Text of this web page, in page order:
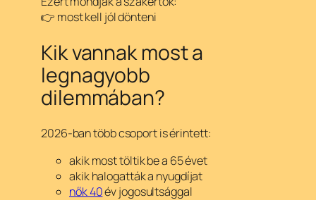
👉 most kell jól dönteni
Kik vannak most a
legnagyobb
dilemmában?
2026-ban több csoport is érintett:
akik most töltik be a 65 évet
akik halogatták a nyugdíjat
nők 40év jogosultsággal